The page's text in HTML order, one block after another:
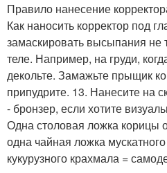
Правило нанесение
Как наносить корректор под
замаскировать высыпания не
теле. Например, на груди,
декольте. Замажьте прыщик
припудрите. 13. Нанесите на
- бронзер, если хотите
Одна столовая ложка корицы
одна чайная ложка
кукурузного крахмала =